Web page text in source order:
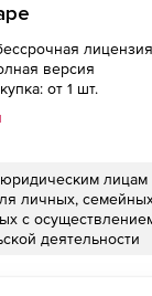
лицензия
версия
от 1 шт.
юридическим
личных,
с
деятельности